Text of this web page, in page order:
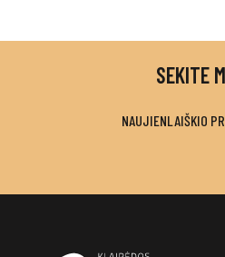
SEKITE
NAUJIENLAIŠKIO